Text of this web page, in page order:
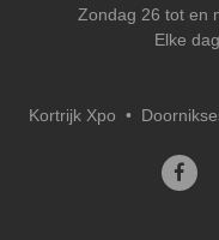
Zondag 26 tot en
Elke
Kortrijk Xpo •